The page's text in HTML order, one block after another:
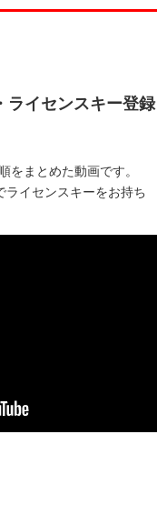
イセンスキー登録
をまとめた動画です。
イセンスキーをお持ち